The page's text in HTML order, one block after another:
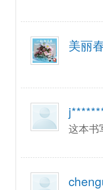
美丽
这本书